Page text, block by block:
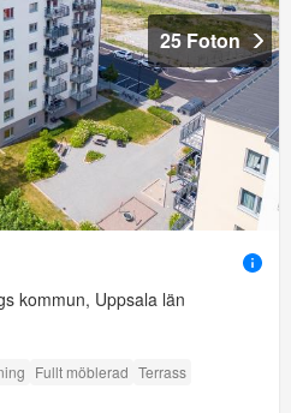
25 Foton
kommun, Uppsala län
Fullt möblerad Terrass